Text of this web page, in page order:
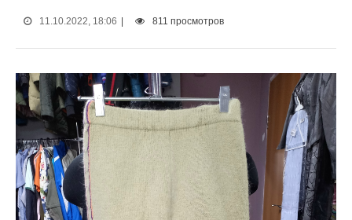
11.10.2022, 18:06 811 просмотров